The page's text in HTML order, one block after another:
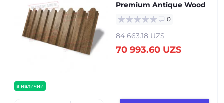
в наличии
Premium Antique Wood
0
84 663.18 UZS
70 993.60 UZS